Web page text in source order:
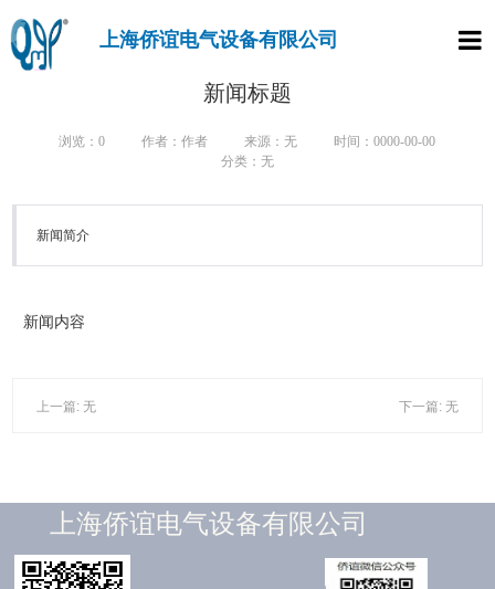
上海侨谊电气设备有限公司
新闻标题
浏览：0 作者：作者 来源：无
时间：0000-00-00
分类：无
新闻简介
新闻内容
上一篇: 无 下一篇: 无
上海侨谊电气设备有限公司